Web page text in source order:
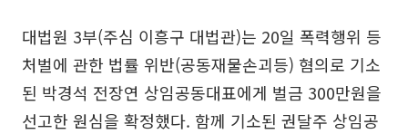
대법원 3부(주심 이흥구 대법관)는 20일 폭력행위 등
처벌에 관한 법률 위반(공동재물손괴등) 혐의로 기소
된 박경석 전장연 상임공동대표에게 벌금 300만원을
선고한 원심을 확정했다. 함께 기소된 권달주 상임공